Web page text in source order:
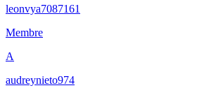
leonvya7087161
Membre
A
audreynieto974